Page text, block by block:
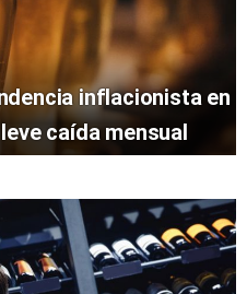
inflacionista en
caída mensual